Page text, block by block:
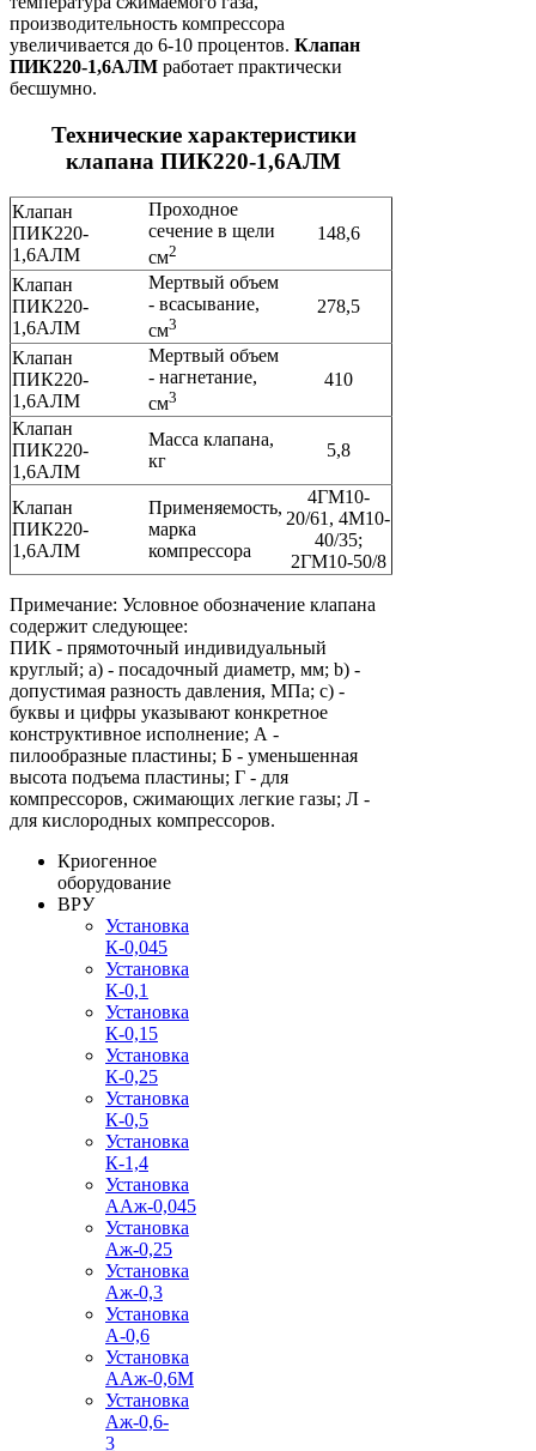
производительность компрессора
увеличивается до 6-10 процентов. Клапан
ПИК220-1,6АЛМ работает практически
бесшумно.
Технические характеристики
клапана ПИК220-1,6АЛМ
Клапан
ПИК220-
1,6АЛМ
Проходное
сечение в щели
см2
148,6
Клапан
ПИК220-
1,6АЛМ
Мертвый объем
- всасывание,
см3
278,5
Клапан
ПИК220-
1,6АЛМ
Мертвый объем
- нагнетание,
см3
410
Клапан
ПИК220-
1,6АЛМ
Масса клапана,
кг
5,8
Клапан
ПИК220-
1,6АЛМ
Применяемость,
марка
компрессора
4ГМ10-
20/61, 4М10-
40/35;
2ГМ10-50/8
Примечание: Условное обозначение клапана
содержит следующее:
ПИК - прямоточный индивидуальный
круглый; a) - посадочный диаметр, мм; b) -
допустимая разность давления, МПа; c) -
буквы и цифры указывают конкретное
конструктивное исполнение; А -
пилообразные пластины; Б - уменьшенная
высота подъема пластины; Г - для
компрессоров, сжимающих легкие газы; Л -
для кислородных компрессоров.
Криогенное
оборудование
ВРУ
Установка
К-0,045
Установка
К-0,1
Установка
К-0,15
Установка
К-0,25
Установка
К-0,5
Установка
К-1,4
Установка
ААж-0,045
Установка
Аж-0,25
Установка
Аж-0,3
Установка
А-0,6
Установка
ААж-0,6М
Установка
Аж-0,6-
3